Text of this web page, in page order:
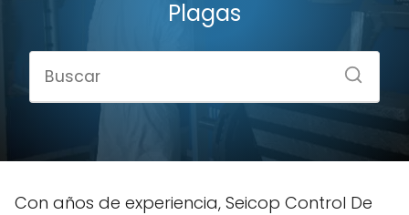
Plagas
Con años de experiencia, Seicop Control De